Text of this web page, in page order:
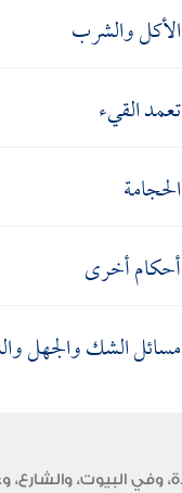
الأكل والشرب
تعمد القيء
الحجامة
أحكام أخرى
مسائل الشك والجهل
البيوت، والشارع،